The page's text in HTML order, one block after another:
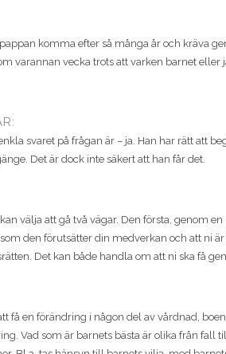
komma efter så många år och kräva
varannan vecka trots att varken barnet eller
svaret på frågan är – ja. Han har rätt att
Det är dock inte säkert att han får det.
välja att gå två vägar. Den första, genom
den förutsätter din medverkan och att ni
Det kan både handla om att ni ska få
få en förändring i någon del av vårdnad,
Vad som är barnets bästa är olika från fall